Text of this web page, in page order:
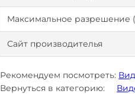
Максимальное разрешение
Сайт производителья
Рекомендуем посмотреть:
Вернуться в категорию: